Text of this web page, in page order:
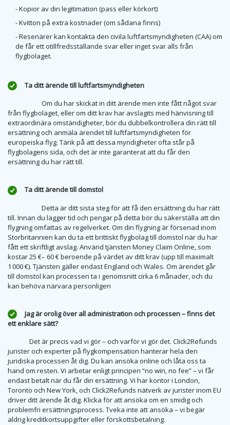
- Kopior av din legitimation (pass eller körkort)
- Kvitton på extra kostnader (om sådana finns)
- Resenärer kan kontakta den civila luftfartsmyndigheten (CAA) om
de får ett otillfredsställande svar eller inget svar alls från
flygbolaget.
Ta ditt ärende till luftfartsmyndigheten
Om du har skickat in ditt ärende men inte fått något svar
från flygbolaget, eller om ditt krav har avslagits med hänvisning till
extraordinära omständigheter, bör du dubbelkontrollera din rätt till
ersättning och anmäla ärendet till luftfartsmyndigheten för
europeiska flyg. Tänk på att dessa myndigheter ofta står på
flygbolagens sida, och det är inte garanterat att du får den
ersättning du har rätt till.
Ta ditt ärende till domstol
Detta är ditt sista steg för att få den ersättning du har rätt
till. Innan du lägger tid och pengar på detta bör du säkerställa att din
flygning omfattas av regelverket. Om din flygning är försenad inom
Storbritannien kan du ta ett brittiskt flygbolag till domstol när du har
fått ett skriftligt avslag. Använd tjänsten Money Claim Online, som
kostar 25 €– 60 € beroende på värdet av ditt krav (upp till maximalt
1 000 €). Tjänsten gäller endast England och Wales. Om ärendet går
till domstol kan processen ta i genomsnitt cirka 6 månader, och du
kan behöva närvara personligen
Jag är orolig över all administration och processen – finns det
ett enklare sätt?
Det är precis vad vi gör – och varför vi gör det. Click2Refunds
jurister och experter på flygkompensation hanterar hela den
juridiska processen åt dig. Du kan ansöka online och låta oss ta
hand om resten. Vi arbetar enligt principen “no win, no fee” – vi får
endast betalt när du får din ersättning. Vi har kontor i London,
Toronto och New York, och Click2Refunds nätverk av jurister inom EU
driver ditt ärende åt dig. Klicka för att ansöka om en smidig och
problemfri ersättningsprocess. Tveka inte att ansöka – vi begär
aldrig kreditkortsuppgifter eller förskottsbetalning.